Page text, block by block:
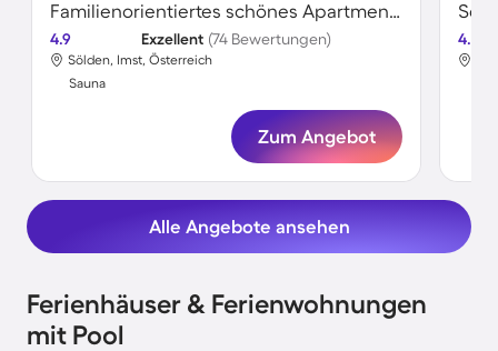
Familienorientiertes schönes Apartment mit Sauna, Garten und Terrasse | Skifahren in der Nähe
4.9 Exzellent (74 Bewertungen)
Sölden, Imst, Österreich
Sauna
Zum Angebot
4.6
Alle Angebote ansehen
Ferienhäuser & Ferienwohnungen
mit Pool